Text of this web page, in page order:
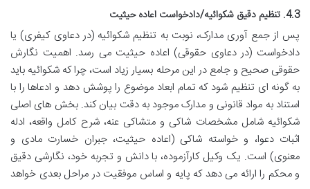
4.3. تنظیم دقیق شکوائیه/دادخواست اعاده حیثیت
پس از جمع آوری مدارک، نوبت به تنظیم شکوائیه (در دعاوی کیفری) یا
دادخواست (در دعاوی حقوقی) اعاده حیثیت می رسد. اهمیت نگارش
حقوقی صحیح و جامع در این مرحله بسیار زیاد است، چرا که شکوائیه باید
به گونه ای تنظیم شود که تمام ابعاد موضوع را پوشش دهد و ادعاها را با
استناد به مواد قانونی و مدارک موجود به دقت بیان کند. بخش های اصلی
شکوائیه شامل مشخصات شاکی و متشاکی عنه، شرح کامل واقعه، ادله
اثبات دعوا، و خواسته شاکی (اعاده حیثیت، جبران خسارت مادی و
معنوی) است. یک وکیل کارآزموده، با دانش و تجربه خود، نگارشی دقیق
و محکم را ارائه می دهد که پایه و اساس موفقیت در مراحل بعدی خواهد